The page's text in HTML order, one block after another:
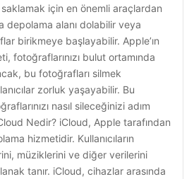
saklamak için en önemli araçlardan
depolama alanı dolabilir veya
birikmeye başlayabilir. Apple’ın
fotoğraflarınızı bulut ortamında
bu fotoğrafları silmek
zorluk yaşayabilir. Bu
nasıl sileceğinizi adım
Nedir? iCloud, Apple tarafından
hizmetidir. Kullanıcıların
müziklerini ve diğer verilerini
tanır. iCloud, cihazlar arasında